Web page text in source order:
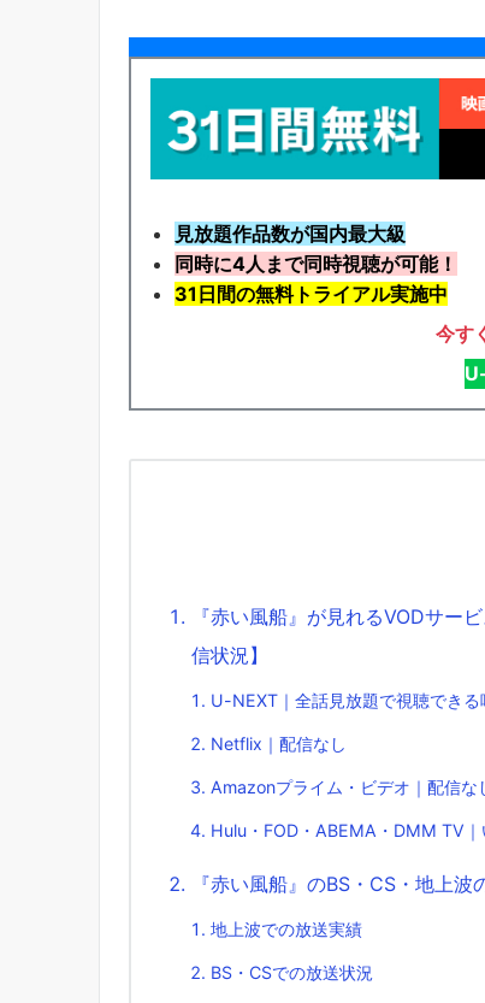
見放題作品数が国内最大級
同時に4人まで同時視聴が可能！
31日間の無料トライアル実施中
今す
『赤い風船』が見れるVODサ
信状況】
U-NEXT｜全話見放題で視聴できる
Netflix｜配信なし
Amazonプライム・ビデオ｜配信な
Hulu・FOD・ABEMA・DMM TV｜
『赤い風船』のBS・CS・地上
地上波での放送実績
BS・CSでの放送状況